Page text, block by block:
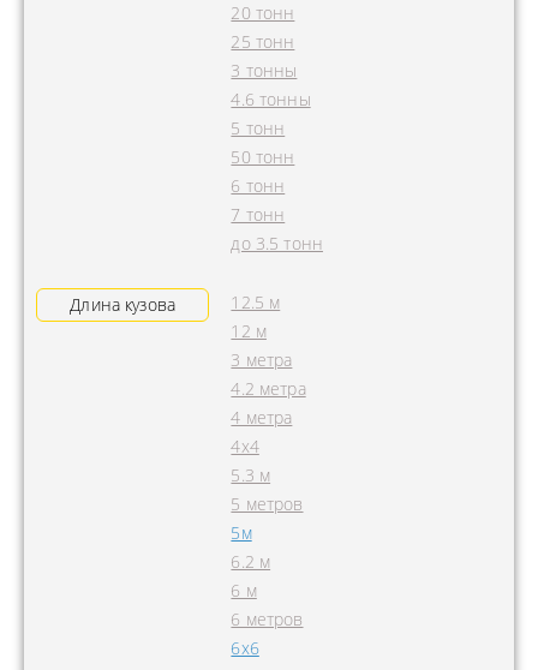
20 тонн
25 тонн
3 тонны
4.6 тонны
5 тонн
50 тонн
6 тонн
7 тонн
до 3.5 тонн
Длина кузова
12.5 м
12 м
3 метра
4.2 метра
4 метра
4x4
5.3 м
5 метров
5м
6.2 м
6 м
6 метров
6х6